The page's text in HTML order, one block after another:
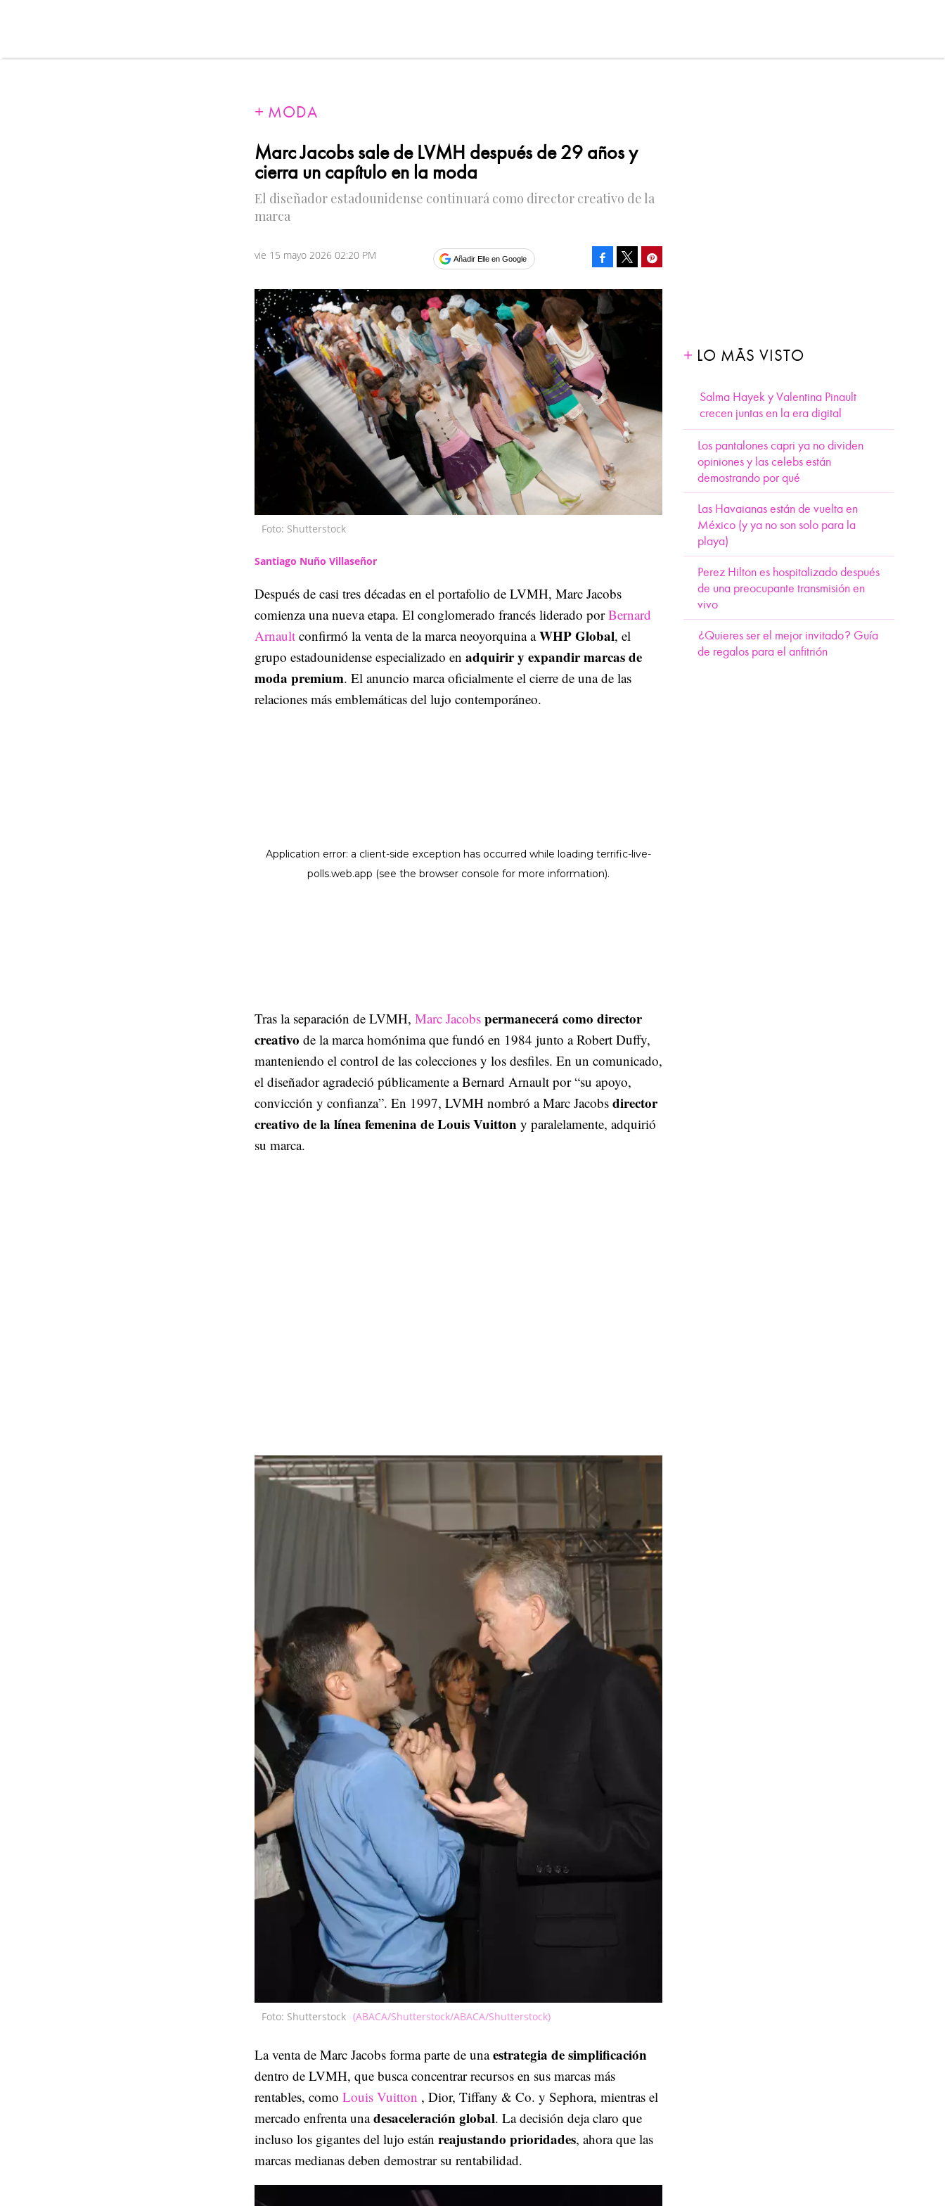
LO MÁS VISTO
Salma Hayek y Valentina Pinault
crecen juntas en la era digital
Los pantalones capri ya no dividen
opiniones y las celebs están
demostrando por qué
Las Havaianas están de vuelta en
México (y ya no son solo para la
playa)
Perez Hilton es hospitalizado después
de una preocupante transmisión en
vivo
¿Quieres ser el mejor invitado? Guía
de regalos para el anfitrión
MODA
Marc Jacobs sale de LVMH después de 29 años y
cierra un capítulo en la moda
El diseñador estadounidense continuará como director creativo de la
marca
vie 15 mayo 2026 02:20 PM Añadir Elle en Google Facebook
Foto: Shutterstock
Santiago Nuño Villaseñor
Después de casi tres décadas en el portafolio de LVMH, Marc Jacobs
comienza una nueva etapa. El conglomerado francés liderado porBernard
Arnault confirmó la venta de la marca neoyorquina aWHP Global, el
grupo estadounidense especializado en adquirir y expandir marcas de
moda premium. El anuncio marca oficialmente el cierre de una de las
relaciones más emblemáticas del lujo contemporáneo.
Tras la separación de LVMH, Marc Jacobs permanecerá como director
creativo de la marca homónima que fundó en 1984 junto a Robert Duffy,
manteniendo el control de las colecciones y los desfiles. En un comunicado,
el diseñador agradeció públicamente a Bernard Arnault por “su apoyo,
convicción y confianza”. En 1997, LVMH nombró a Marc Jacobs director
creativo de la línea femenina de Louis Vuitton y paralelamente, adquirió
su marca.
Foto: Shutterstock (ABACA/Shutterstock/ABACA/Shutterstock)
La venta de Marc Jacobs forma parte de unaestrategia de simplificación
dentro de LVMH, que busca concentrar recursos en sus marcas más
rentables, como Louis Vuitton , Dior, Tiffany & Co. y Sephora, mientras el
mercado enfrenta unadesaceleración global. La decisión deja claro que
incluso los gigantes del lujo están reajustando prioridades, ahora que las
marcas medianas deben demostrar su rentabilidad.